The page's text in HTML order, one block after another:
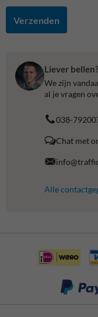
Verzenden
Liever
We zijn
al je vragen
038-
Chat met
Alle